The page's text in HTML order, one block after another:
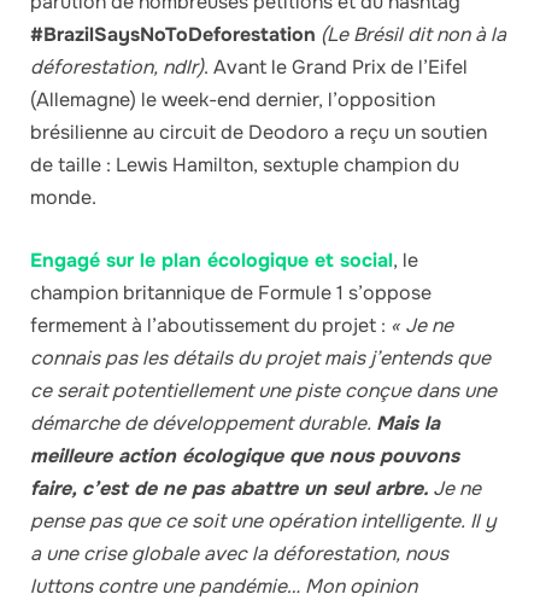
#BrazilSaysNoToDeforestation (Le Brésil dit non à la
déforestation, ndlr). Avant le Grand Prix de l’Eifel
(Allemagne) le week-end dernier, l’opposition
brésilienne au circuit de Deodoro a reçu un soutien
de taille : Lewis Hamilton, sextuple champion du
monde.
Engagé sur le plan écologique et social, le
champion britannique de Formule 1 s’oppose
fermement à l’aboutissement du projet : « Je ne
connais pas les détails du projet mais j’entends que
ce serait potentiellement une piste conçue dans une
démarche de développement durable. Mais la
meilleure action écologique que nous pouvons
faire, c’est de ne pas abattre un seul arbre. Je ne
pense pas que ce soit une opération intelligente. Il y
a une crise globale avec la déforestation, nous
luttons contre une pandémie… Mon opinion